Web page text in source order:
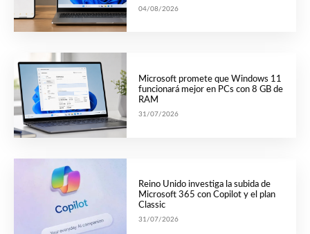
04/08/2026
Microsoft promete que Windows 11
funcionará mejor en PCs con 8 GB de
RAM
31/07/2026
Reino Unido investiga la subida de
Microsoft 365 con Copilot y el plan
Classic
31/07/2026